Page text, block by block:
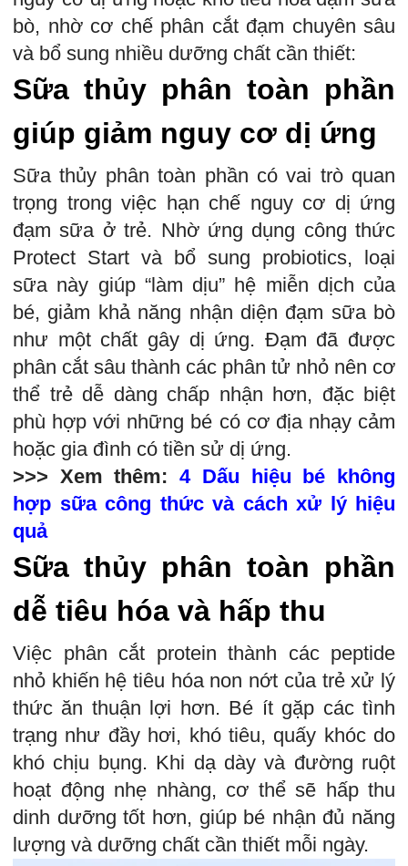
bò, nhờ cơ chế phân cắt đạm chuyên sâu
và bổ sung nhiều dưỡng chất cần thiết:
Sữa thủy phân toàn phần
giúp giảm nguy cơ dị ứng
Sữa thủy phân toàn phần có vai trò quan
trọng trong việc hạn chế nguy cơ dị ứng
đạm sữa ở trẻ. Nhờ ứng dụng công thức
Protect Start và bổ sung probiotics, loại
sữa này giúp “làm dịu” hệ miễn dịch của
bé, giảm khả năng nhận diện đạm sữa bò
như một chất gây dị ứng. Đạm đã được
phân cắt sâu thành các phân tử nhỏ nên cơ
thể trẻ dễ dàng chấp nhận hơn, đặc biệt
phù hợp với những bé có cơ địa nhạy cảm
hoặc gia đình có tiền sử dị ứng.
>>> Xem thêm: 4 Dấu hiệu bé không
hợp sữa công thức và cách xử lý hiệu
quả
Sữa thủy phân toàn phần
dễ tiêu hóa và hấp thu
Việc phân cắt protein thành các peptide
nhỏ khiến hệ tiêu hóa non nớt của trẻ xử lý
thức ăn thuận lợi hơn. Bé ít gặp các tình
trạng như đầy hơi, khó tiêu, quấy khóc do
khó chịu bụng. Khi dạ dày và đường ruột
hoạt động nhẹ nhàng, cơ thể sẽ hấp thu
dinh dưỡng tốt hơn, giúp bé nhận đủ năng
lượng và dưỡng chất cần thiết mỗi ngày.